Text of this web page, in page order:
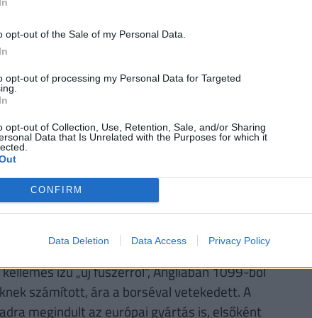
opt-out of the Sale of my Personal Data.
opt-out of processing my Personal Data for Targeted
opt-out of Collection, Use, Retention, Sale, and/or Sharing
Data that Is Unrelated with the Purposes for which it
CONFIRM
Data Deletion Data Access Privacy Policy
ideig eltartható.
– azaz A főzés művészete. Szerzője
jegyzett le több mint 500 receptet.
eredetű fűszereket is használ, köztük az
a gyümölcsök mézzel történő
forralták, majd lehűtve, lezárt edényben
közötti átmenetnek tekinthető. Rómában
hozott fordulatot
cukrot hoztak vissza a Közel-Keletről Nyugat-
ízű „új fűszerről”, Angliában 1099-ből
számított, ára a borséval vetekedett. A
megindult az európai gyártás is, elsőként